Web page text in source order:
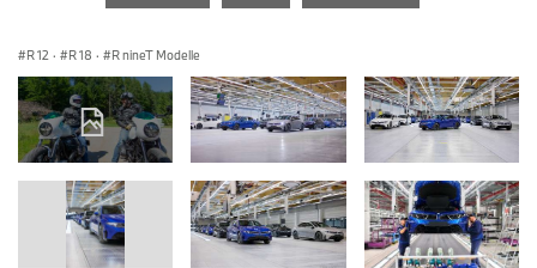
R 12 · R 18 · R nineT Modelle